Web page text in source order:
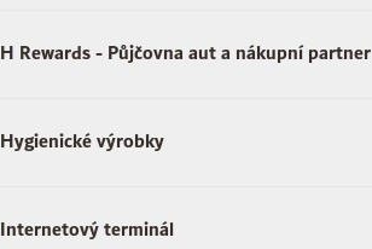
H Rewards - Půjčovna aut a nákupní partner
Hygienické výrobky
Internetový terminál